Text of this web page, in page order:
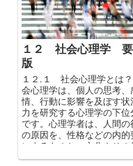
１２ 社会心理学
版
１２.１ 社会心理学とは？ 社
会心理学は、個人の思考、
情、行動に影響を及ぼす状
力を研究する心理学の下位
です。心理学者は、人間の
の原因を、性格などの内的
によるものと、文化やその
社会的影響などの外的要因